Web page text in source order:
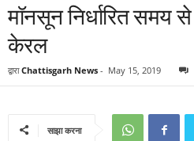
मॉनसून निर्धारित समय
केरल
द्वारा Chattisgarh News - May 15, 2019
साझा करना